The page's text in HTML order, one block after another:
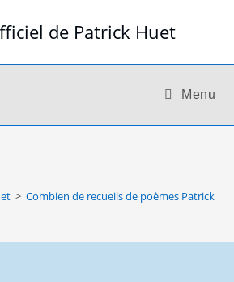
de Patrick Huet
Menu
> Combien de recueils de poèmes Patrick